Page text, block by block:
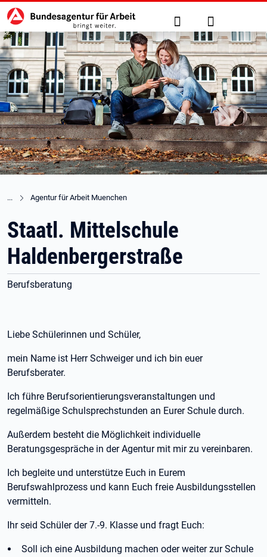
zu den Hauptinhalten springen
Hauptnavigation Suche Anmelden
Agentur für Arbeit Muenchen
Staatl. Mittelschule
Haldenbergerstraße
Berufsberatung
Liebe Schülerinnen und Schüler,
mein Name ist Herr Schweiger und ich bin euer
Berufsberater.
Ich führe Berufsorientierungsveranstaltungen und
regelmäßige Schulsprechstunden an Eurer Schule durch.
Außerdem besteht die Möglichkeit individuelle
Beratungsgespräche in der Agentur mit mir zu vereinbaren.
Ich begleite und unterstütze Euch in Eurem
Berufswahlprozess und kann Euch freie Ausbildungsstellen
vermitteln.
Ihr seid Schüler der 7.-9. Klasse und fragt Euch:
Soll ich eine Ausbildung machen oder weiter zur Schule